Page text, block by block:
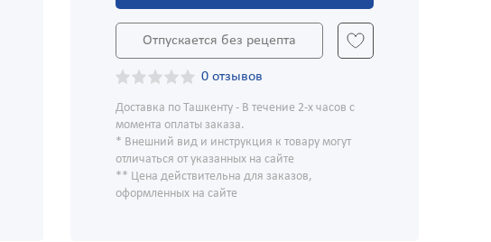
Отпускается без рецепта
0 отзывов
Доставка по Ташкенту - В течение 2-х часов с
момента оплаты заказа.
* Внешний вид и инструкция к товару могут
отличаться от указанных на сайте
** Цена действительна для заказов,
оформленных на сайте